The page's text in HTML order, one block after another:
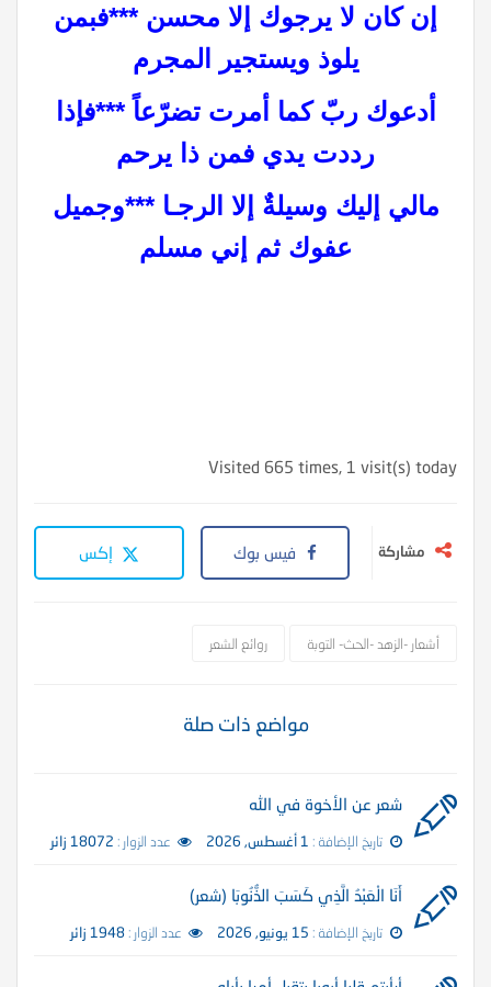
إن كان لا يرجوك إلا محسن ***فبمن
يلوذ ويستجير المجرم
أدعوك ربّ كما أمرت تضرّعاً ***فإذا
رددت يدي فمن ذا يرحم
مالي إليك وسيلةٌ إلا الرجـا ***وجميل
عفوك ثم إني مسلم
Visited 665 times, 1 visit(s) today
مشاركة فيس بوك إكس
أشعار -الزهد -الحث- التوبة روائع الشعر
مواضع ذات صلة
شعر عن الأخوة في الله
تاريخ الإضافة : 1 أغسطس, 2026 عدد الزوار : 18072 زائر
أَنَا الْعَبْدُ الَّذِي كَسَبَ الذُّنُوبَا (شعر)
تاريخ الإضافة : 15 يونيو, 2026 عدد الزوار :1948 زائر